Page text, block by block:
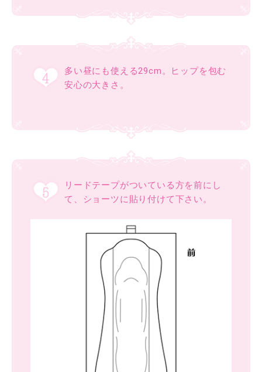
多い昼にも使える29cm。ヒップを包む
安心の大きさ。
リードテープがついている方を前にし
て、ショーツに貼り付けて下さい。